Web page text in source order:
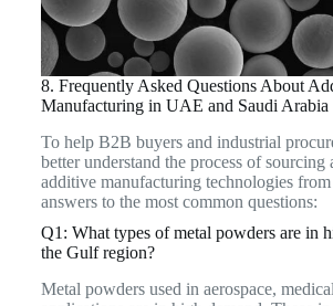
8. Frequently Asked Questions About
Manufacturing in UAE and Saudi Arabia
To help B2B buyers and industrial
better understand the process of sourcing
additive manufacturing technologies
answers to the most common questions:
Q1: What types of metal powders are in
the Gulf region?
Metal powders used in aerospace,